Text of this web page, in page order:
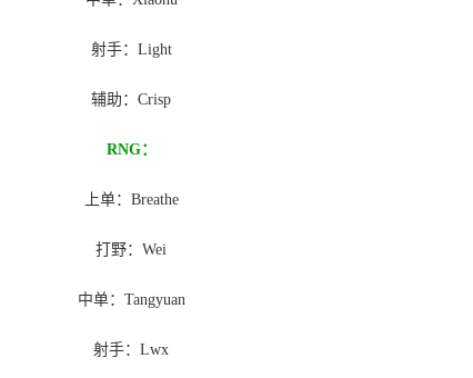
射手：Light
辅助：Crisp
RNG：
上单：Breathe
打野：Wei
中单：Tangyuan
射手：Lwx